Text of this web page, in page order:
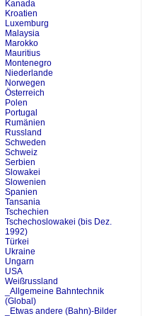
Kanada
Kroatien
Luxemburg
Malaysia
Marokko
Mauritius
Montenegro
Niederlande
Norwegen
Österreich
Polen
Portugal
Rumänien
Russland
Schweden
Schweiz
Serbien
Slowakei
Slowenien
Spanien
Tansania
Tschechien
Tschechoslowakei (bis Dez.
1992)
Türkei
Ukraine
Ungarn
USA
Weißrussland
_Allgemeine Bahntechnik
(Global)
_Etwas andere (Bahn)-Bilder